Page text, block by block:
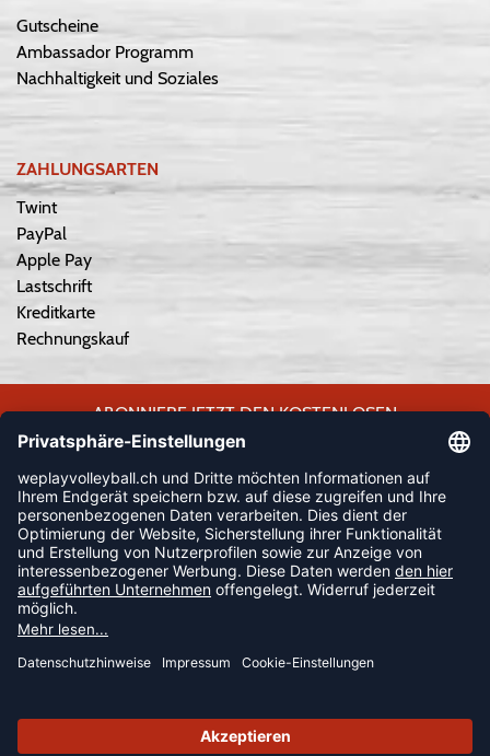
Gutscheine
Ambassador Programm
Nachhaltigkeit und Soziales
ZAHLUNGSARTEN
Twint
PayPal
Apple Pay
Lastschrift
Kreditkarte
Rechnungskauf
ABONNIERE JETZT DEN KOSTENLOSEN
WEPLAYVOLLEYBALL-NEWSLETTER UND VERPASSE KEINE
JETZT ANMELDEN
FOLLOW US